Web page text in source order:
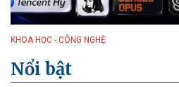
KHOA HỌC - CÔNG NGHỆ
Nổi bật